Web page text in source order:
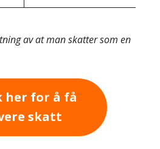
av at man skatter som en
her for å få
skatt